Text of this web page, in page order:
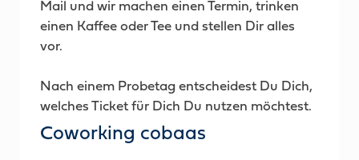
Mail und wir machen einen Termin, trinken
einen Kaffee oder Tee und stellen Dir alles
vor.
Nach einem Probetag entscheidest Du Dich,
welches Ticket für Dich Du nutzen möchtest.
Coworking cobaas